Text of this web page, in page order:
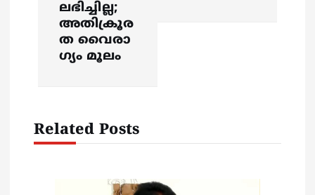
g
ലഭിച്ചില്ല;
അതിക്രൂര
ത വൈരാ​
ഗ്യം മൂലം
Related Posts